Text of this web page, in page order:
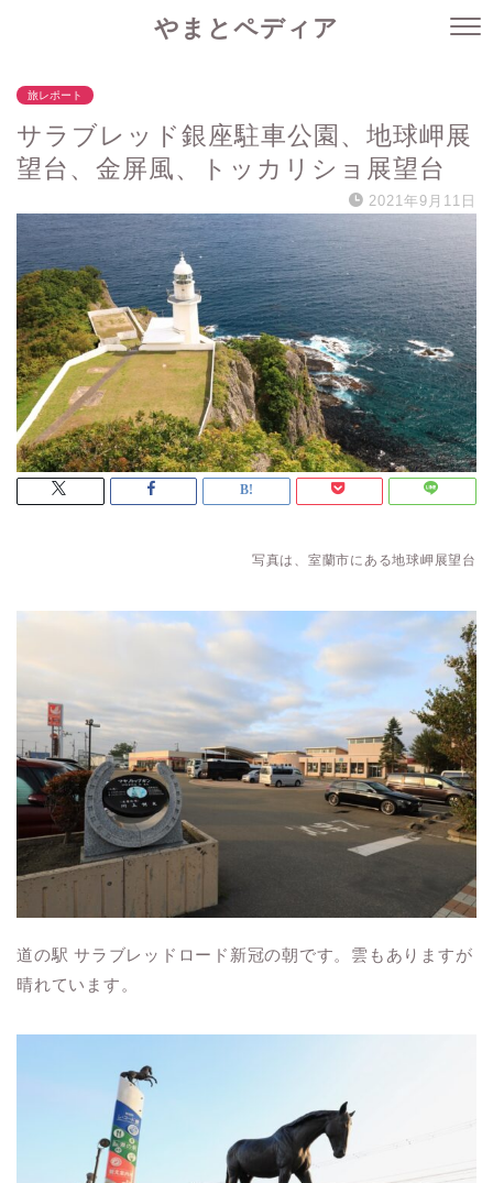
やまとペディア
旅レポート
サラブレッド銀座駐車公園、地球岬展
望台、金屏風、トッカリショ展望台
2021年9月11日
写真は、室蘭市にある地球岬展望台
道の駅 サラブレッドロード新冠の朝です。雲もありますが
晴れています。